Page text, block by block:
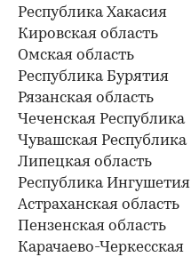
Республика Хакасия
Кировская область
Омская область
Республика Бурятия
Рязанская область
Чеченская Республика
Чувашская Республика
Липецкая область
Республика Ингушетия
Астраханская область
Пензенская область
Карачаево-Черкесская